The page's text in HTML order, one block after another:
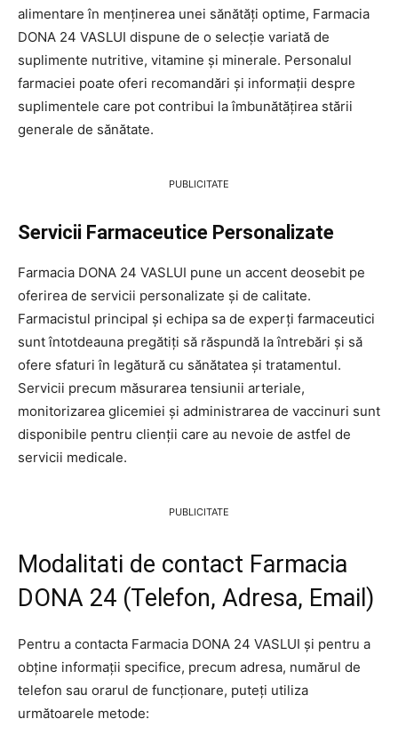
alimentare în menținerea unei sănătăți optime, Farmacia
DONA 24 VASLUI dispune de o selecție variată de
suplimente nutritive, vitamine și minerale. Personalul
farmaciei poate oferi recomandări și informații despre
suplimentele care pot contribui la îmbunătățirea stării
generale de sănătate.
PUBLICITATE
Servicii Farmaceutice Personalizate
Farmacia DONA 24 VASLUI pune un accent deosebit pe
oferirea de servicii personalizate și de calitate.
Farmacistul principal și echipa sa de experți farmaceutici
sunt întotdeauna pregătiți să răspundă la întrebări și să
ofere sfaturi în legătură cu sănătatea și tratamentul.
Servicii precum măsurarea tensiunii arteriale,
monitorizarea glicemiei și administrarea de vaccinuri sunt
disponibile pentru clienții care au nevoie de astfel de
servicii medicale.
PUBLICITATE
Modalitati de contact Farmacia
DONA 24 (Telefon, Adresa, Email)
Pentru a contacta Farmacia DONA 24 VASLUI și pentru a
obține informații specifice, precum adresa, numărul de
telefon sau orarul de funcționare, puteți utiliza
următoarele metode: